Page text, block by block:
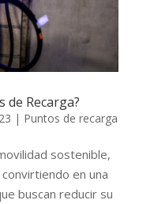
de Recarga?
| Puntos de recarga
sostenible,
en una
buscan reducir su